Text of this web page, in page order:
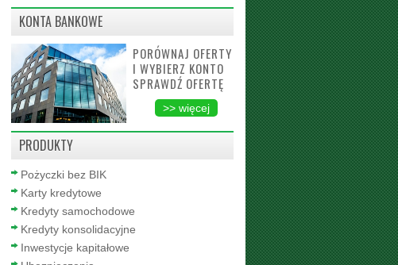
KONTA BANKOWE
PORÓWNAJ OFERTY
I WYBIERZ KONTO
SPRAWDŹ OFERTĘ
>> więcej
PRODUKTY
Pożyczki bez BIK
Karty kredytowe
Kredyty samochodowe
Kredyty konsolidacyjne
Inwestycje kapitałowe